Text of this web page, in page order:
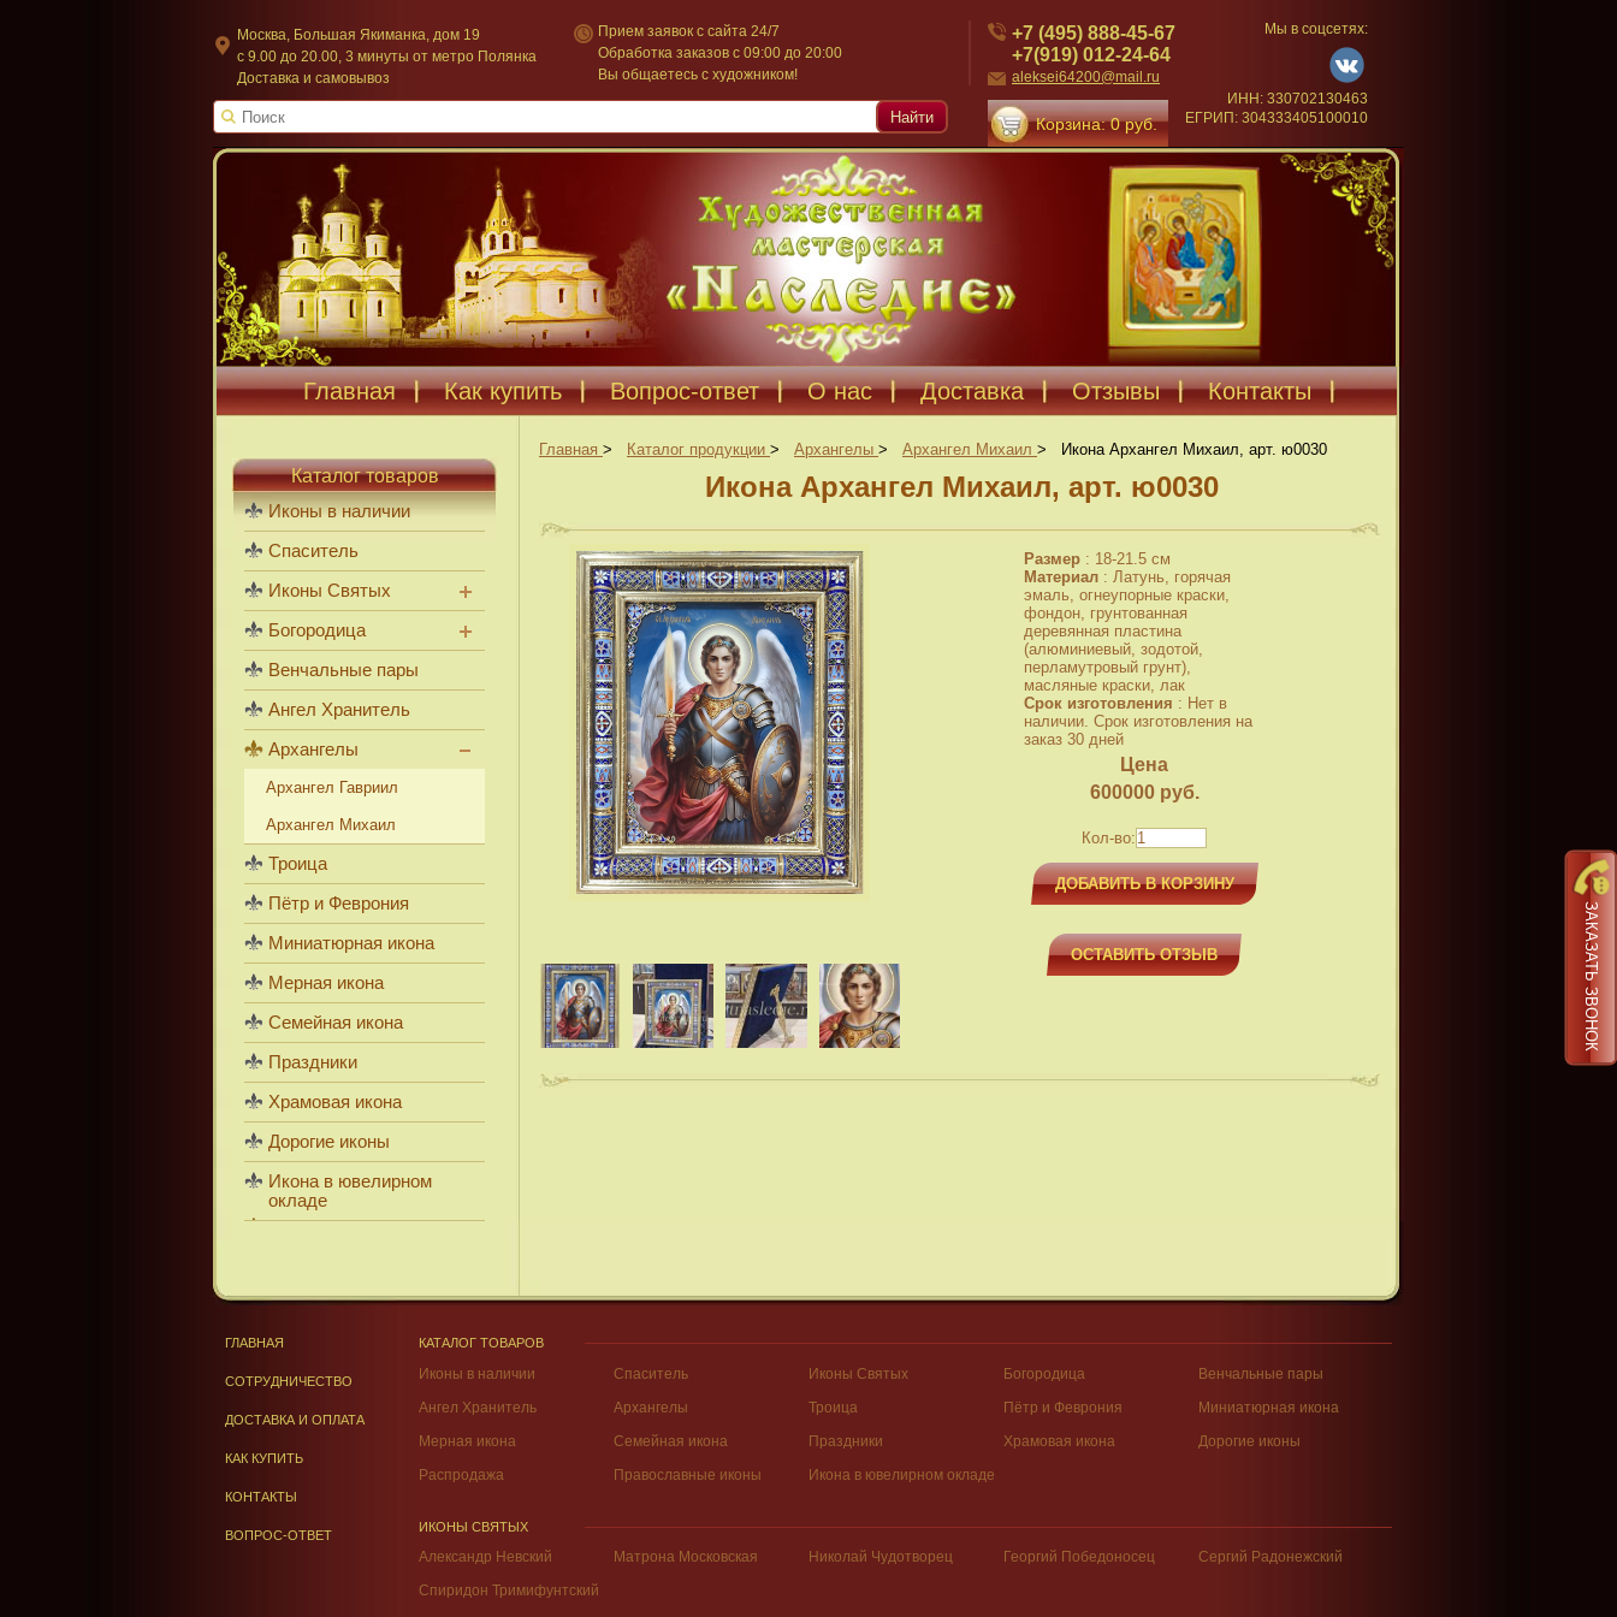
Москва, Большая Якиманка, дом 19
c 9.00 до 20.00, 3 минуты от метро Полянка
Доставка и самовывоз
Прием заявок с сайта 24/7
Обработка заказов с 09:00 до 20:00
Вы общаетесь с художником!
+7 (495) 888-45-67
+7(919) 012-24-64
aleksei64200@mail.ru
Корзина: 0 руб.
Мы в соцсетях:
ИНН: 330702130463
ЕГРИП: 304333405100010
Найти
Главная Как купить Вопрос-ответ О нас Доставка Отзывы Контакты
Главная > Каталог продукции > Архангелы > Архангел Михаил > Икона Архангел Михаил, арт. ю0030
Икона Архангел Михаил, арт. ю0030
Размер : 18-21.5 см
Материал : Латунь, горячая
эмаль, огнеупорные краски,
фондон, грунтованная
деревянная пластина
(алюминиевый, зодотой,
перламутровый грунт),
масляные краски, лак
Срок изготовления : Нет в
наличии. Срок изготовления на
заказ 30 дней
Цена
600000руб.
Кол-во:
ДОБАВИТЬ В КОРЗИНУ
ОСТАВИТЬ ОТЗЫВ
Каталог товаров
Иконы в наличии
Спаситель
Иконы Святых
Богородица
Венчальные пары
Ангел Хранитель
Архангелы
Архангел Гавриил
Архангел Михаил
Троица
Пётр и Феврония
Миниатюрная икона
Мерная икона
Семейная икона
Праздники
Храмовая икона
Дорогие иконы
Икона в ювелирном
окладе
ЗАКАЗАТЬ ЗВОНОК
ГЛАВНАЯ
СОТРУДНИЧЕСТВО
ДОСТАВКА И ОПЛАТА
КАК КУПИТЬ
КОНТАКТЫ
ВОПРОС-ОТВЕТ
КАТАЛОГ ТОВАРОВ
Иконы в наличии Спаситель Иконы Святых Богородица
Венчальные пары
Ангел Хранитель
Архангелы Троица Пётр и Феврония
Миниатюрная икона
Мерная икона
Семейная икона Праздники Храмовая икона
Дорогие иконы
Распродажа
Православные иконы Икона в ювелирном окладе
ИКОНЫ СВЯТЫХ
Александр Невский Матрона Московская Николай Чудотворец Георгий Победоносец
Сергий Радонежский
Спиридон Тримифунтский